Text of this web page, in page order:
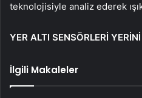
teknolojisiyle analiz ederek
YER ALTI SENSÖRLERİ
İlgili Makaleler